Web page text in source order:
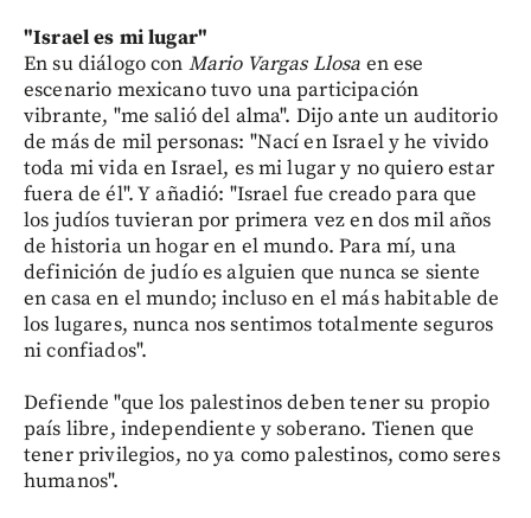
"Israel es mi lugar"
En su diálogo con Mario Vargas Llosa en ese
escenario mexicano tuvo una participación
vibrante, "me salió del alma". Dijo ante un auditorio
de más de mil personas: "Nací en Israel y he vivido
toda mi vida en Israel, es mi lugar y no quiero estar
fuera de él". Y añadió: "Israel fue creado para que
los judíos tuvieran por primera vez en dos mil años
de historia un hogar en el mundo. Para mí, una
definición de judío es alguien que nunca se siente
en casa en el mundo; incluso en el más habitable de
los lugares, nunca nos sentimos totalmente seguros
ni confiados".
Defiende "que los palestinos deben tener su propio
país libre, independiente y soberano. Tienen que
tener privilegios, no ya como palestinos, como seres
humanos".